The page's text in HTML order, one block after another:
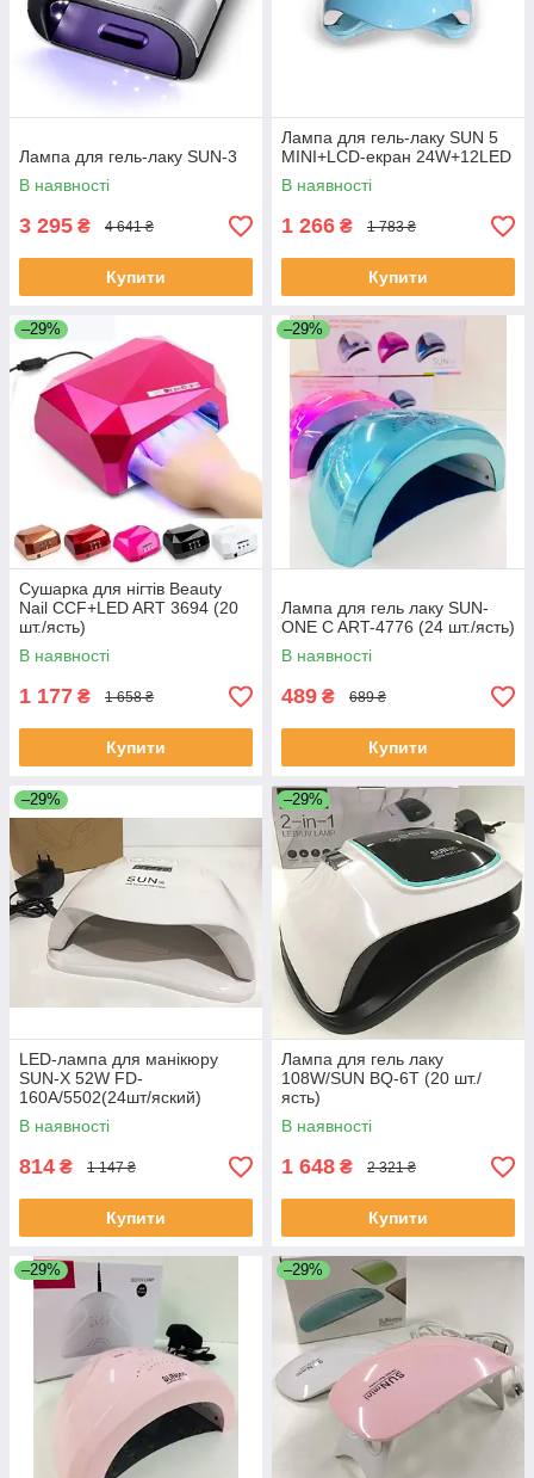
Лампа для гель-лаку SUN-3
В наявності
3 295 ₴ 4 641 ₴
Купити
Лампа для гель-лаку SUN 5
MINI+LCD-екран 24W+12LED
В наявності
1 266 ₴ 1 783 ₴
Купити
–29%
Сушарка для нігтів Beauty
Nail CCF+LED ART 3694 (20
шт./ясть)
В наявності
1 177 ₴ 1 658 ₴
Купити
–29%
Лампа для гель лаку SUN-
ONE C ART-4776 (24 шт./ясть)
В наявності
489 ₴ 689 ₴
Купити
–29%
LED-лампа для манікюру
SUN-X 52W FD-
160A/5502(24шт/яский)
В наявності
814 ₴ 1 147 ₴
Купити
–29%
Лампа для гель лаку
108W/SUN BQ-6T (20 шт./
ясть)
В наявності
1 648 ₴ 2 321 ₴
Купити
–29% –29%